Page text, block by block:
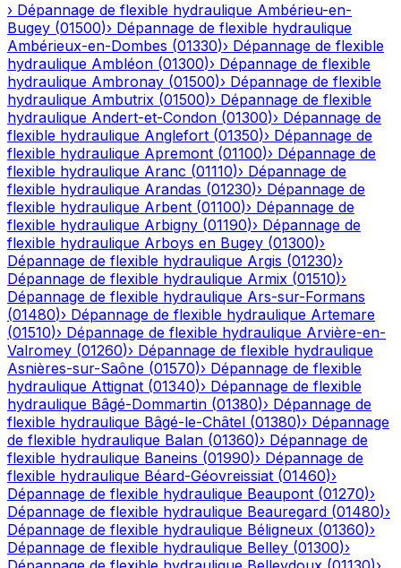
› Dépannage de flexible hydraulique Ambérieu-en-
Bugey (01500)› Dépannage de flexible hydraulique
Ambérieux-en-Dombes (01330)› Dépannage de flexible
hydraulique Ambléon (01300)› Dépannage de flexible
hydraulique Ambronay (01500)› Dépannage de flexible
hydraulique Ambutrix (01500)› Dépannage de flexible
hydraulique Andert-et-Condon (01300)› Dépannage de
flexible hydraulique Anglefort (01350)› Dépannage de
flexible hydraulique Apremont (01100)› Dépannage de
flexible hydraulique Aranc (01110)› Dépannage de
flexible hydraulique Arandas (01230)› Dépannage de
flexible hydraulique Arbent (01100)› Dépannage de
flexible hydraulique Arbigny (01190)› Dépannage de
flexible hydraulique Arboys en Bugey (01300)›
Dépannage de flexible hydraulique Argis (01230)›
Dépannage de flexible hydraulique Armix (01510)›
Dépannage de flexible hydraulique Ars-sur-Formans
(01480)› Dépannage de flexible hydraulique Artemare
(01510)› Dépannage de flexible hydraulique Arvière-en-
Valromey (01260)› Dépannage de flexible hydraulique
Asnières-sur-Saône (01570)› Dépannage de flexible
hydraulique Attignat (01340)› Dépannage de flexible
hydraulique Bâgé-Dommartin (01380)› Dépannage de
flexible hydraulique Bâgé-le-Châtel (01380)› Dépannage
de flexible hydraulique Balan (01360)› Dépannage de
flexible hydraulique Baneins (01990)› Dépannage de
flexible hydraulique Béard-Géovreissiat (01460)›
Dépannage de flexible hydraulique Beaupont (01270)›
Dépannage de flexible hydraulique Beauregard (01480)›
Dépannage de flexible hydraulique Béligneux (01360)›
Dépannage de flexible hydraulique Belley (01300)›